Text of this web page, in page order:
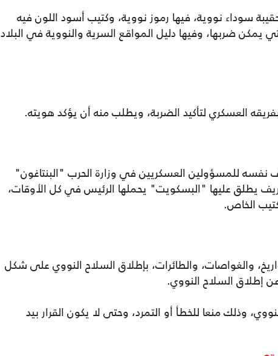
سوداء نووية، فيها رموز نووية، وكتيب أسود اللون فيه
يمكن ضربها، وفيها دليل المواقع السرية والنووية في البلاد
بفريقه العسكري لتأكيد الضربة، ويطلب منه أن يؤكد هويته.
نفسه للمسؤولين العسكريين في وزارة الحرب "البنتاغون"
يطلق عليها "البسكويت" يحملها الرئيس في كل الأوقات،
الخاص.
والغواصات، والطائرات، بإطلاق السلاح النووي على شكل
إطلاق السلاح النووي.
وذلك منعا للخطأ أو التمرد، وحتى لا يكون القرار بيد